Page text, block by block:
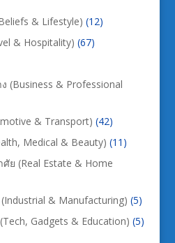
& Lifestyle) (12)
& Hospitality) (67)
(Business & Professional
& Transport) (42)
Medical & Beauty) (11)
ย (Real Estate & Home
& Manufacturing) (5)
Gadgets & Education) (5)